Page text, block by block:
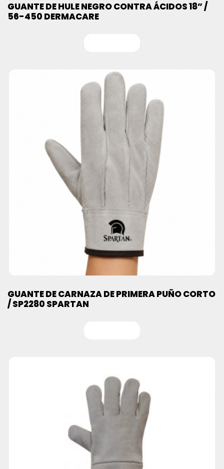
GUANTE DE HULE NEGRO CONTRA ÁCIDOS 18” /
56-450 DERMACARE
GUANTE DE CARNAZA DE PRIMERA PUÑO CORTO
/ SP2280 SPARTAN